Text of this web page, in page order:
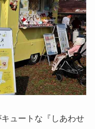
ュートな『しあわせ